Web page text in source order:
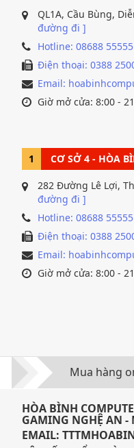
QL1A, Cầu Bùng,
đường đi ]
Hotline: 08688 55555
Điện thoại: 0388
Email:
Giờ mở cửa: 8:00 -
1 CƠ SỞ 4 - HÒA
282 Đường Lê Lợi,
đường đi ]
Hotline: 08688 55555
Điện thoại: 0388
Email:
Giờ mở cửa: 8:00 -
Mua hàng
HÒA BÌNH
GAMING NGHỆ AN -
EMAIL: